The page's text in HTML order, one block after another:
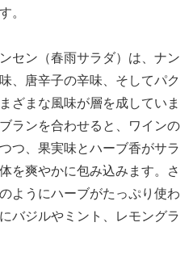
。
セン（春雨サラダ）は、ナン
、唐辛子の辛味、そしてパク
ざまな風味が層を成していま
ランを合わせると、ワインの
つ、果実味とハーブ香がサラ
を爽やかに包み込みます。さ
ようにハーブがたっぷり使わ
バジルやミント、レモングラ